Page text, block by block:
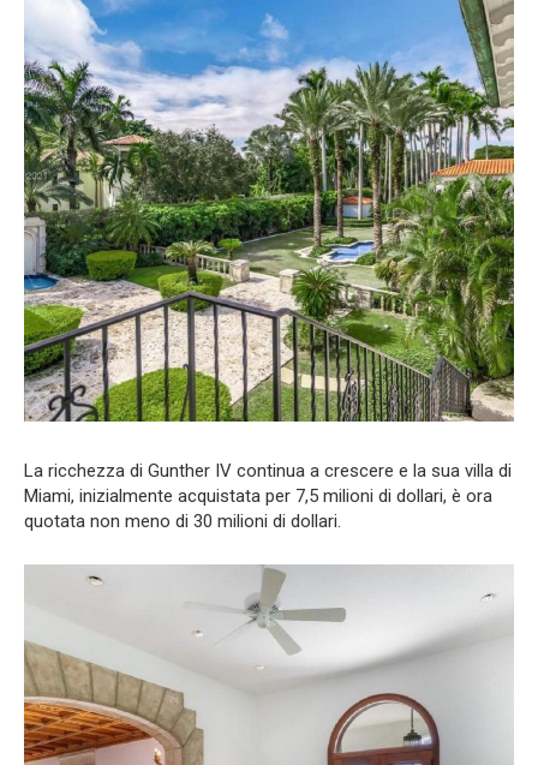
La ricchezza di Gunther IV continua a crescere e la sua villa di
Miami, inizialmente acquistata per 7,5 milioni di dollari, è ora
quotata non meno di 30 milioni di dollari.